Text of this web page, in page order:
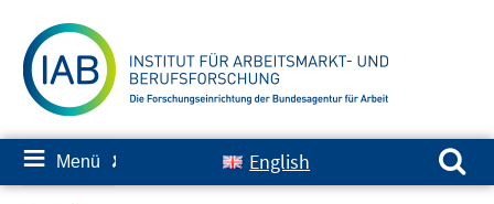
zum
Inhalt
≡ Menü ✘ English
Suchen nach: